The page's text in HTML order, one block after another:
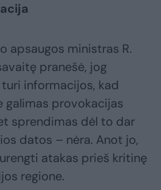
apsaugos ministras R.
pranešė, jog
informacijos, kad
galimas provokacijas
sprendimas dėl to dar
datos – nėra. Anot jo,
atakas prieš kritinę
regione.